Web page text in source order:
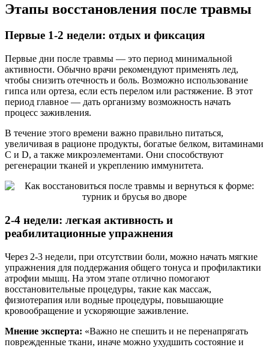
Этапы восстановления после травмы
Первые 1-2 недели: отдых и фиксация
Первые дни после травмы — это период минимальной
активности. Обычно врачи рекомендуют применять лед,
чтобы снизить отечность и боль. Возможно использование
гипса или ортеза, если есть перелом или растяжение. В этот
период главное — дать организму возможность начать
процесс заживления.
В течение этого времени важно правильно питаться,
увеличивая в рационе продукты, богатые белком, витаминами
С и D, а также микроэлементами. Они способствуют
регенерации тканей и укреплению иммунитета.
2-4 недели: легкая активность и
реабилитационные упражнения
Через 2-3 недели, при отсутствии боли, можно начать мягкие
упражнения для поддержания общего тонуса и профилактики
атрофии мышц. На этом этапе отлично помогают
восстановительные процедуры, такие как массаж,
физиотерапия или водные процедуры, повышающие
кровообращение и ускоряющие заживление.
Мнение эксперта: «Важно не спешить и не перенапрягать
поврежденные ткани, иначе можно ухудшить состояние и